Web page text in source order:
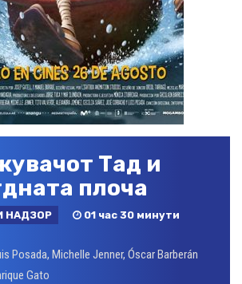
Тад и
плоча
НАДЗОР 01 час 30 минути
Posada, Michelle Jenner, Óscar Barberán
Gato